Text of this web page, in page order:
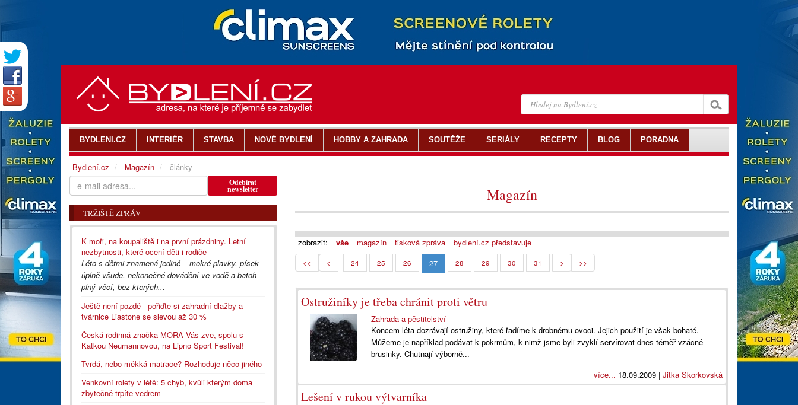
Magazín
zobrazit: vše magazín tisková zpráva bydlení.cz představuje
<< < 24 25 26 27 28 29 30 31 > >>
Ostružiníky je třeba chránit proti větru
Zahrada a pěstitelství
Koncem léta dozrávají ostružiny, které řadíme k drobnému ovoci. Jejich použití je však bohaté.
Můžeme je například podávat k pokrmům, k nimž jsme byli zvyklí servírovat dnes téměř vzácné
brusinky. Chutnají výborně...
více... 18.09.2009 | Jitka Skorkovská
Lešení v rukou výtvarníka
Odebírat
newsletter
TRŽIŠTĚ ZPRÁV
K moři, na koupaliště i na první prázdniny. Letní
nezbytnosti, které ocení děti i rodiče
Léto s dětmi znamená jediné – mokré plavky, písek
úplně všude, nekonečné dovádění ve vodě a batoh
plný věcí, bez kterých...
Ještě není pozdě - pořiďte si zahradní dlažby a
tvárnice Liastone se slevou až 30 %
Česká rodinná značka MORA Vás zve, spolu s
Katkou Neumannovou, na Lipno Sport Festival!
Tvrdá, nebo měkká matrace? Rozhoduje něco jiného
Venkovní rolety v létě: 5 chyb, kvůli kterým doma
zbytečně trpíte vedrem
BYDLENI.CZ INTERIÉR STAVBA NOVÉ BYDLENÍ HOBBY A ZAHRADA SOUTĚŽE SERIÁLY RECEPTY BLOG PORADNA
Bydlení.cz Magazín články